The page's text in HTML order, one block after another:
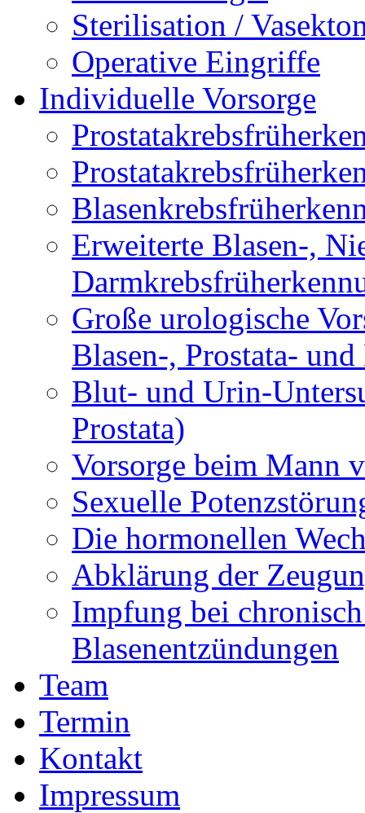
Sterilisation /
Operative Eingriffe
Individuelle Vorsorge
Erweiterte Blasen-,
Große urologische
Blasen-, Prostata-
Blut- und Urin-
Prostata)
Vorsorge beim Mann
Sexuelle
Die hormonellen
Abklärung der
Impfung bei
Blasenentzündungen
Team
Termin
Kontakt
Impressum